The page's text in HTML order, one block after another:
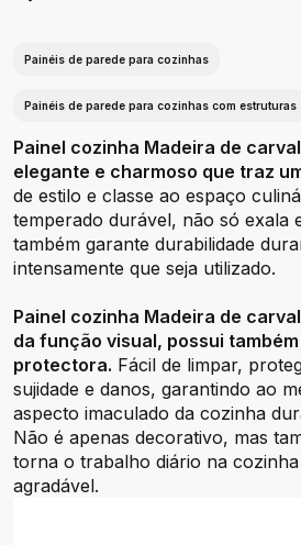
Painéis de parede para cozinhas
Painéis de parede para cozinhas com estruturas
Painel cozinha Madeira de
elegante e charmoso que traz
de estilo e classe ao espaço
temperado durável, não só exala
também garante durabilidade
intensamente que seja utilizado.
Painel cozinha Madeira de
da função visual, possui
protectora. Fácil de limpar,
sujidade e danos, garantindo ao
aspecto imaculado da cozinha
Não é apenas decorativo, mas
torna o trabalho diário na cozinha
agradável.